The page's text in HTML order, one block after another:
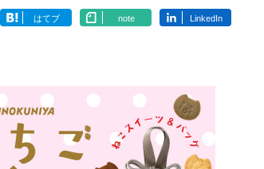
はてブ note LinkedIn